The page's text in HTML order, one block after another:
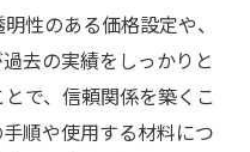
性のある価格設定や、
去の実績をしっかりと
で、信頼関係を築くこ
順や使用する材料につ